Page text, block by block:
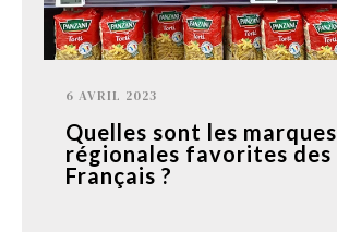
6 AVRIL 2023
Quelles sont les marques
régionales favorites des
Français ?